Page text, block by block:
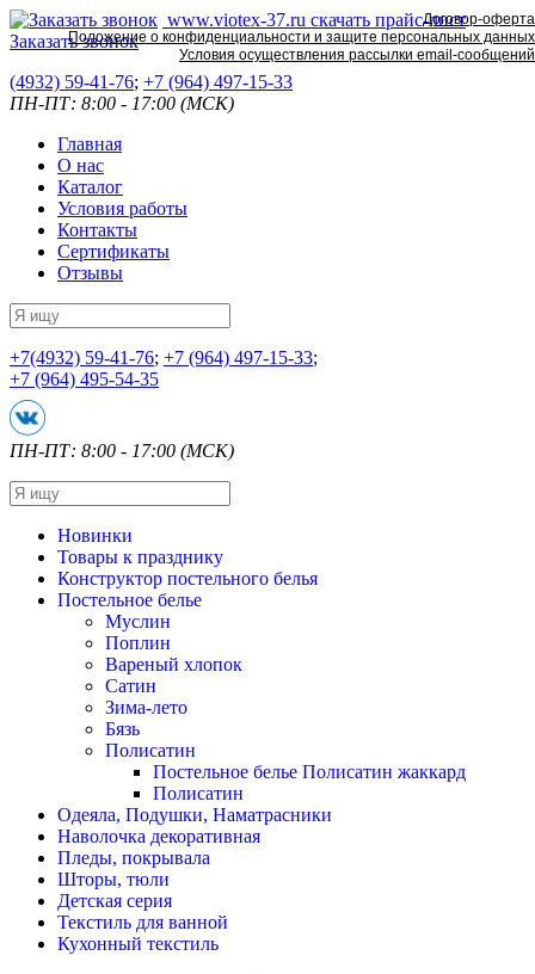
www.viotex-37.ru скачать прайс-лист
Заказать звонок
(4932) 59-41-76; +7 (964) 497-15-33
ПН-ПТ: 8:00 - 17:00 (МСК)
Главная
О нас
Каталог
Условия работы
Контакты
Сертификаты
Отзывы
+7(4932) 59-41-76; +7 (964) 497-15-33;
+7 (964) 495-54-35
ПН-ПТ: 8:00 - 17:00 (МСК)
Новинки
Товары к празднику
Конструктор постельного белья
Постельное белье
Муслин
Поплин
Вареный хлопок
Сатин
Зима-лето
Бязь
Полисатин
Постельное белье Полисатин жаккард
Полисатин
Одеяла, Подушки, Наматрасники
Наволочка декоративная
Пледы, покрывала
Шторы, тюли
Детская серия
Текстиль для ванной
Кухонный текстиль
Договор-оферта
Положение о конфиденциальности и защите персональных данных
Условия осуществления рассылки email-сообщений